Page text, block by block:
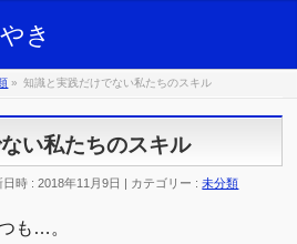
き
» 知識と実践だけでない私たちのスキル
い私たちのスキル
時 : 2018年11月9日 カテゴリー :未分類
も…。